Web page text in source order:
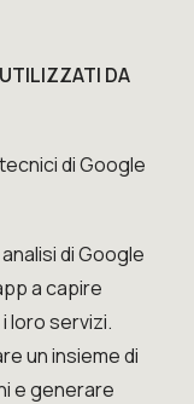
DA
di Google
di Google
a capire
loro servizi.
un insieme di
e generare